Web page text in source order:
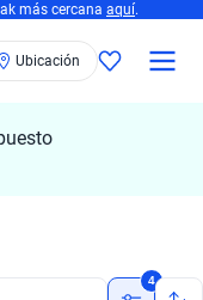
más cercana aquí.
Ubicación
4